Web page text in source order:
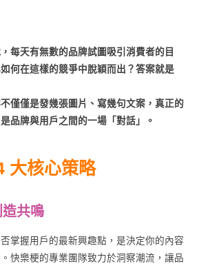
每天有無數的品牌試圖吸引消費者的目
何在這樣的競爭中脫穎而出？答案就是
僅僅是發幾張圖片、寫幾句文案，真正的
品牌與用戶之間的一場「對話」。
大核心策略
共鳴
掌握用戶的最新興趣點，是決定你的內容
快樂梗的專業團隊致力於洞察潮流，讓品